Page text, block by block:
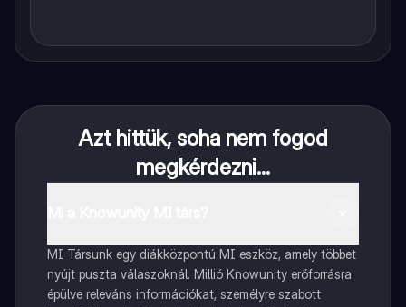
Azt hittük, soha nem fogod
megkérdezni...
MI Társunk egy diákközpontú MI eszköz, amely többet
nyújt puszta válaszoknál. Millió Knowunity erőforrásra
épülve releváns információkat, személyre szabott